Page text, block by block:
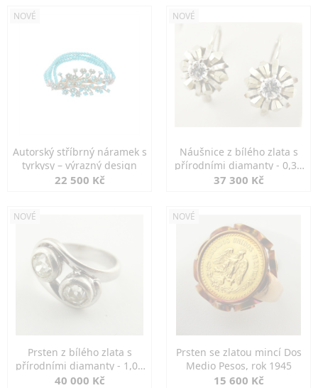
NOVÉ
Autorský stříbrný náramek s
tyrkysy – výrazný design
22 500 Kč
NOVÉ
Náušnice z bílého zlata s
přírodními diamanty - 0,30
ct
37 300 Kč
NOVÉ
Prsten z bílého zlata s
přírodními diamanty - 1,00
ct
40 000 Kč
NOVÉ
Prsten se zlatou mincí Dos
Medio Pesos, rok 1945
15 600 Kč